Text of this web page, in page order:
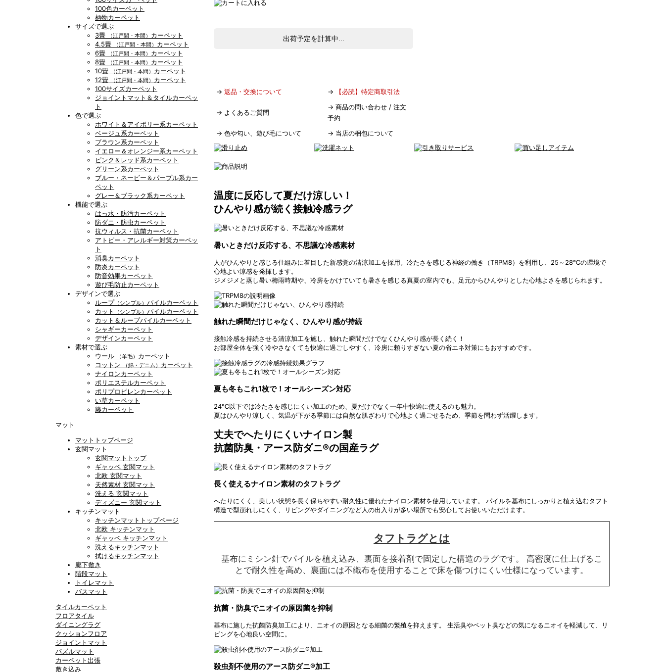
100色カーペット
柄物カーペット
サイズで選ぶ
3畳
（江戸間・本間） カーペット
4.5畳
（江戸間・本間） カーペット
6畳
（江戸間・本間） カーペット
8畳
（江戸間・本間） カーペット
10畳
（江戸間・本間） カーペット
12畳
（江戸間・本間） カーペット
100サイズカーペット
ジョイントマット＆タイルカーペッ
ト
色で選ぶ
ホワイト＆アイボリー系カーペット
ベージュ系カーペット
ブラウン系カーペット
イエロー＆オレンジー系カーペット
ピンク＆レッド系カーペット
グリーン系カーペット
ブルー・ネービー＆パープル系カー
ペット
グレー＆ブラック系カーペット
機能で選ぶ
はっ水・防汚カーペット
防ダニ・防虫カーペット
抗ウィルス・抗菌カーペット
アトピー・アレルギー対策カーペッ
ト
消臭カーペット
防炎カーペット
防音効果カーペット
遊び毛防止カーペット
デザインで選ぶ
ループ （シンプル） パイルカーペット
カット
（シンプル） パイルカーペット
カット＆ループパイルカーペット
シャギーカーペット
デザインカーペット
素材で選ぶ
ウール
（羊毛） カーペット
コットン
（綿・デニム） カーペット
ナイロンカーペット
ポリエステルカーペット
ポリプロピレンカーペット
い草カーペット
籐カーペット
マット
マットトップページ
玄関マット
玄関マットトップ
ギャッベ 玄関マット
北欧 玄関マット
天然素材 玄関マット
洗える 玄関マット
ディズニー 玄関マット
キッチンマット
キッチンマットトップページ
北欧 キッチンマット
ギャッベ キッチンマット
洗えるキッチンマット
拭けるキッチンマット
廊下敷き
階段マット
トイレマット
バスマット
タイルカーペット
フロアタイル
ダイニングラグ
クッションフロア
ジョイントマット
パズルマット
カーペット出張
敷き込み
出荷予定を計算中...
→ 返品・交換について → 【必読】特定商取引法
→ よくあるご質問
→ 商品の問い合わせ / 注文
予約
→ 色や匂い、遊び毛について → 当店の梱包について
温度に反応して夏だけ涼しい！
ひんやり感が続く接触冷感ラグ
暑いときだけ反応する、不思議な冷感素材
人がひんやりと感じる仕組みに着目した新感覚の清涼加工を採用。冷たさを感じる神経の働き（TRPM8）を利用し、25～28℃の環境で
心地よい涼感を発揮します。
ジメジメと蒸し暑い梅雨時期や、冷房をかけていても暑さを感じる真夏の室内でも、足元からひんやりとした心地よさを感じられます。
触れた瞬間だけじゃなく、ひんやり感が持続
接触冷感を持続させる清涼加工を施し、触れた瞬間だけでなくひんやり感が長く続く！
お部屋全体を強く冷やさなくても快適に過ごしやすく、冷房に頼りすぎない夏の省エネ対策にもおすすめです。
夏も冬もこれ1枚で！オールシーズン対応
24℃以下では冷たさを感じにくい加工のため、夏だけでなく一年中快適に使えるのも魅力。
夏はひんやり涼しく、気温が下がる季節には自然な肌ざわりで心地よく過ごせるため、季節を問わず活躍します。
丈夫でへたりにくいナイロン製
抗菌防臭・アース防ダニ®の国産ラグ
長く使えるナイロン素材のタフトラグ
へたりにくく、美しい状態を長く保ちやすい耐久性に優れたナイロン素材を使用しています。 パイルを基布にしっかりと植え込むタフト
構造で型崩れしにくく、リビングやダイニングなど人の出入りが多い場所でも安心してお使いいただけます。
タフトラグとは
基布にミシン針でパイルを植え込み、裏面を接着剤で固定した構造のラグです。 高密度に仕上げるこ
とで耐久性を高め、裏面には不織布を使用することで床を傷つけにくい仕様になっています。
抗菌・防臭でニオイの原因菌を抑制
基布に施した抗菌防臭加工により、ニオイの原因となる細菌の繁殖を抑えます。 生活臭やペット臭などの気になるニオイを軽減して、リ
ビングを心地良い空間に。
殺虫剤不使用のアース防ダニ®加工